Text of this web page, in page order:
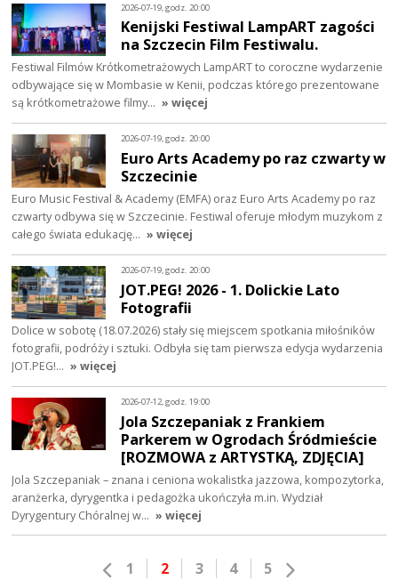
2026-07-19, godz. 20:00
Kenijski Festiwal LampART zagości
na Szczecin Film Festiwalu.
Festiwal Filmów Krótkometrażowych LampART to coroczne wydarzenie
odbywające się w Mombasie w Kenii, podczas którego prezentowane
są krótkometrażowe filmy… » więcej
2026-07-19, godz. 20:00
Euro Arts Academy po raz czwarty w
Szczecinie
Euro Music Festival & Academy (EMFA) oraz Euro Arts Academy po raz
czwarty odbywa się w Szczecinie. Festiwal oferuje młodym muzykom z
całego świata edukację… » więcej
2026-07-19, godz. 20:00
JOT.PEG! 2026 - 1. Dolickie Lato
Fotografii
Dolice w sobotę (18.07.2026) stały się miejscem spotkania miłośników
fotografii, podróży i sztuki. Odbyła się tam pierwsza edycja wydarzenia
JOT.PEG!… » więcej
2026-07-12, godz. 19:00
Jola Szczepaniak z Frankiem
Parkerem w Ogrodach Śródmieście
[ROZMOWA z ARTYSTKĄ, ZDJĘCIA]
Jola Szczepaniak – znana i ceniona wokalistka jazzowa, kompozytorka,
aranżerka, dyrygentka i pedagożka ukończyła m.in. Wydział
Dyrygentury Chóralnej w… » więcej
1 2 3 4 5